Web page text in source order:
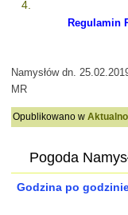
Regulamin
Namysłów dn.
MR
Opublikowano w
Pogoda
Godzina po